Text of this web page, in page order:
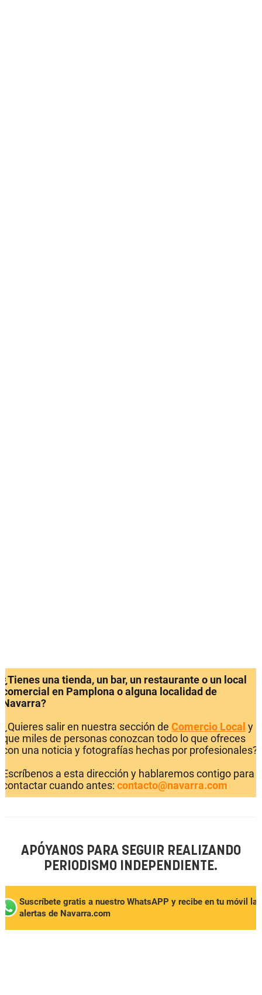
¿Tienes una tienda, un bar, un restaurante o un local
comercial en Pamplona o alguna localidad de
Navarra?
¿Quieres salir en nuestra sección de Comercio Local y
que miles de personas conozcan todo lo que ofreces
con una noticia y fotografías hechas por profesionales?
Escríbenos a esta dirección y hablaremos contigo para
contactar cuando antes: contacto@navarra.com
APÓYANOS PARA SEGUIR REALIZANDO
PERIODISMO INDEPENDIENTE.
Suscríbete gratis a nuestro WhatsAPP y recibe en tu móvil las
alertas de Navarra.com